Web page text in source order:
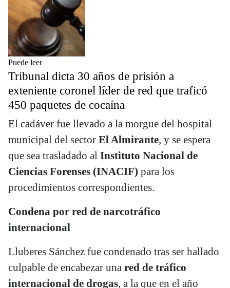
Puede leer
Tribunal dicta 30 años de prisión a
exteniente coronel líder de red que traficó
450 paquetes de cocaína
El cadáver fue llevado a la morgue del hospital
municipal del sector El Almirante, y se espera
que sea trasladado al Instituto Nacional de
Ciencias Forenses (INACIF) para los
procedimientos correspondientes.
Condena por red de narcotráfico
internacional
Lluberes Sánchez fue condenado tras ser hallado
culpable de encabezar una red de tráfico
internacional de drogas, a la que en el año